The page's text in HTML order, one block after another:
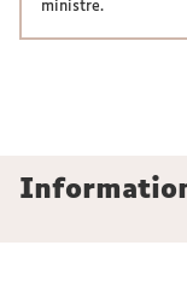
ministre.